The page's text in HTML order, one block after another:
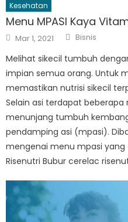
Kesehatan
Menu MPASI Kaya
Posted
on
Mar 1, 2021 Author
Bisnis
Melihat sikecil tumbuh
impian semua orang. Untuk
memastikan nutrisi sikecil
Selain asi terdapat
menunjang tumbuh
pendamping asi (mpasi).
mengenai menu mpasi yang
Risenutri Bubur cerelac